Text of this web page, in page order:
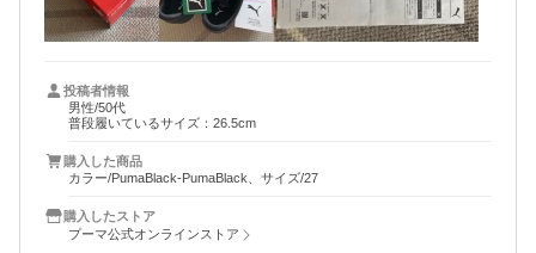
投稿者情報
男性/50代
普段履いているサイズ：26.5cm
購入した商品
カラー/PumaBlack-PumaBlack、サイズ/27
購入したストア
プーマ公式オンラインストア